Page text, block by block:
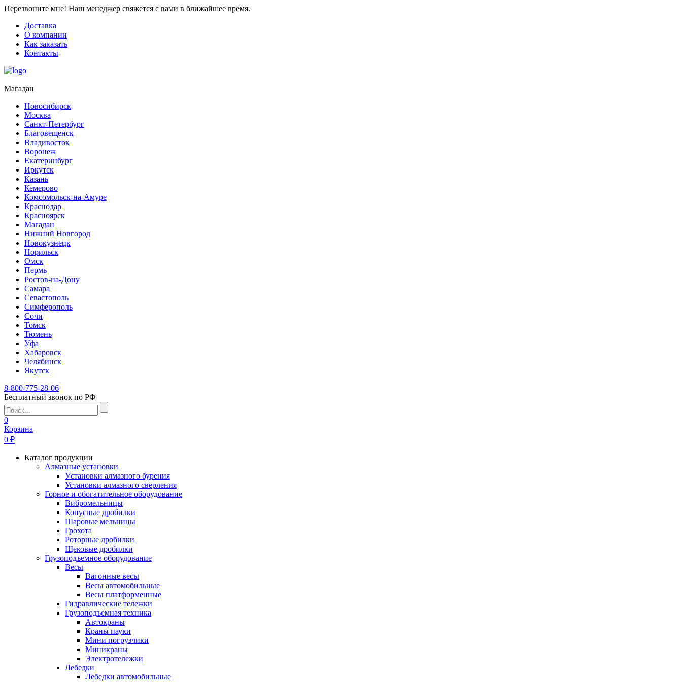
Перезвоните мне! Наш менеджер свяжется с вами в ближайшее время.
Доставка
О компании
Как заказать
Контакты
Магадан
Новосибирск
Москва
Санкт-Петербург
Благовещенск
Владивосток
Воронеж
Екатеринбург
Иркутск
Казань
Кемерово
Комсомольск-на-Амуре
Краснодар
Красноярск
Магадан
Нижний Новгород
Новокузнецк
Норильск
Омск
Пермь
Ростов-на-Дону
Самара
Севастополь
Симферополь
Сочи
Томск
Тюмень
Уфа
Хабаровск
Челябинск
Якутск
8-800-775-28-06
Бесплатный звонок по РФ
0
Корзина
0 ₽
Каталог продукции
Алмазные установки
Уcтановки алмазного бурения
Установки алмазного сверления
Горное и обогатительное оборудование
Вибромельницы
Конусные дробилки
Шаровые мельницы
Грохота
Роторные дробилки
Щековые дробилки
Грузоподъемное оборудование
Весы
Вагонные весы
Весы автомобильные
Весы платформенные
Гидравлические тележки
Грузоподъемная техника
Автокраны
Краны пауки
Мини погрузчики
Миникраны
Электротележки
Лебедки
Лебедки автомобильные